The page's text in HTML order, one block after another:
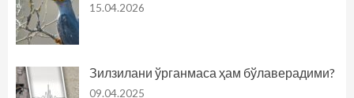
15.04.2026
Зилзилани ўрганмаса ҳам бўлаверадими?
09.04.2025